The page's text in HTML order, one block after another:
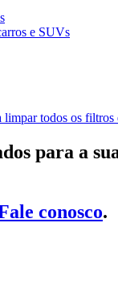
e SUVs
limpar todos os filtros
para a
conosco.